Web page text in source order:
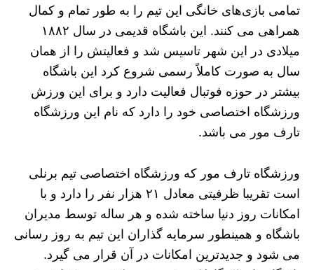
تمامی بازی‌های خانگی این تیم را به طور تمام و کمال
همراهی می کنند. این باشگاه قدیمی در سال ۱۸۸۲
میلادی در این شهر تاسیس شد و فعالیتش را از همان
سال به صورت کاملاً رسمی شروع کرد این باشگاه
بیشتر در حوزه فوتبال فعالیت دارد و برای این ورزش
ورزشگاه اختصاصی خود را دارد که نام این ورزشگاه
تارف مور می‌ باشد.
ورزشگاه تارف مور که ورزشگاه اختصاصی تیم برنلی
است تقریبا ظرفیتی معادل ۲۱ هزار نفر را دارد و با
امکانات روز دنیا ساخته شده و هر ساله توسط مدیران
باشگاه و همینطور سرمایه گذاران این تیم به روز رسانی
می شود و جدیدترین امکانات در آن قرار می گیرد.